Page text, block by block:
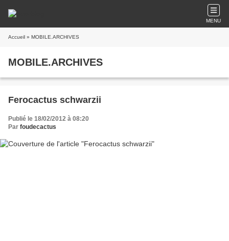
MENU
Accueil » MOBILE.ARCHIVES
MOBILE.ARCHIVES
Ferocactus schwarzii
Publié le 18/02/2012 à 08:20
Par foudecactus